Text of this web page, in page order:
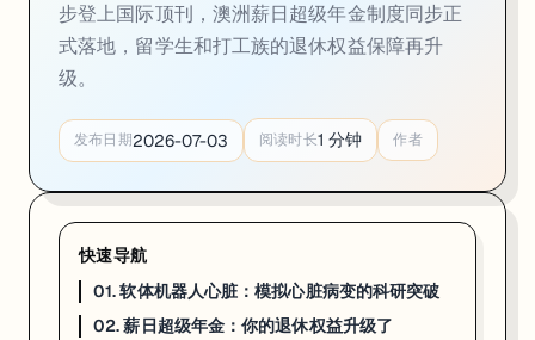
来源： UNSW Newsroom · 2026-07-01
02. 薪日超级年金：你的退休权益升级了
：澳洲**薪日超级年金（Payday Super）**于 2026 年 7 月 1
澳洲薪日超级年金（Payday Super）制度于 2026 年 7 月 1 日正式生
UNSW 研究测算显示，以 25 岁中位收入劳动者为例，新制度下其退
对于在澳留学并兼职打工的学生而言，了解薪日超级年金制度尤为重要
来源：UNSW Newsroom · 2026-07-01
步登上国际顶刊，澳洲薪日超级年金制度同步正
式落地，留学生和打工族的退休权益保障再升
级。
发布日期2026-07-03 阅读时长1 分钟 作者
快速导航
01. 软体机器人心脏：模拟心脏病变的科研突破
02. 薪日超级年金：你的退休权益升级了